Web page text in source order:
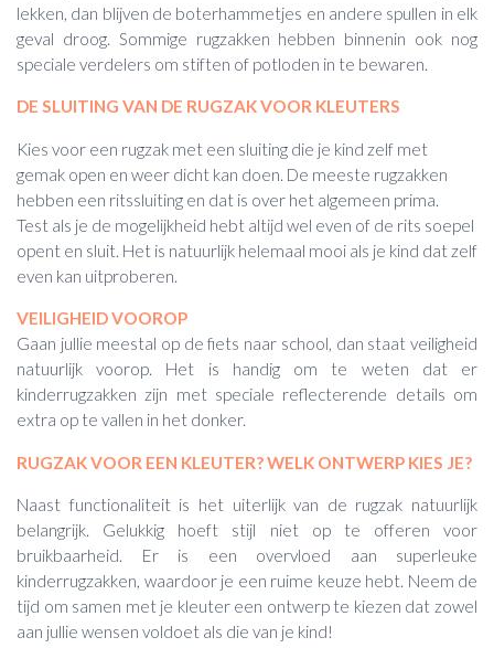
lekken, dan blijven de boterhammetjes en andere spullen in elk
geval droog. Sommige rugzakken hebben binnenin ook nog
speciale verdelers om stiften of potloden in te bewaren.
DE SLUITING VAN DE RUGZAK VOOR KLEUTERS
Kies voor een rugzak met een sluiting die je kind zelf met
gemak open en weer dicht kan doen. De meeste rugzakken
hebben een ritssluiting en dat is over het algemeen prima.
Test als je de mogelijkheid hebt altijd wel even of de rits soepel
opent en sluit. Het is natuurlijk helemaal mooi als je kind dat zelf
even kan uitproberen.
VEILIGHEID VOOROP
Gaan jullie meestal op de fiets naar school, dan staat veiligheid
natuurlijk voorop. Het is handig om te weten dat er
kinderrugzakken zijn met speciale reflecterende details om
extra op te vallen in het donker.
RUGZAK VOOR EEN KLEUTER? WELK ONTWERP KIES JE?
Naast functionaliteit is het uiterlijk van de rugzak natuurlijk
belangrijk. Gelukkig hoeft stijl niet op te offeren voor
bruikbaarheid. Er is een overvloed aan superleuke
kinderrugzakken, waardoor je een ruime keuze hebt. Neem de
tijd om samen met je kleuter een ontwerp te kiezen dat zowel
aan jullie wensen voldoet als die van je kind!